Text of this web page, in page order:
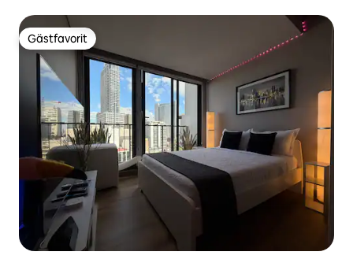
Gästfavorit
Gästfavorit